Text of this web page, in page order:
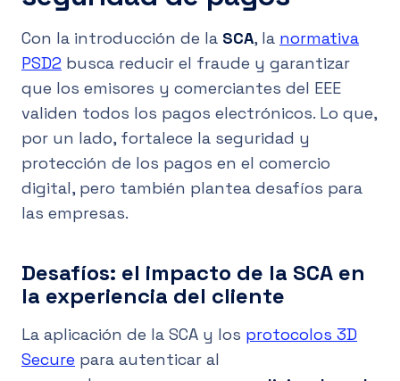
Con la introducción de la SCA, la normativa
PSD2 busca reducir el fraude y garantizar
que los emisores y comerciantes del EEE
validen todos los pagos electrónicos. Lo que,
por un lado, fortalece la seguridad y
protección de los pagos en el comercio
digital, pero también plantea desafíos para
las empresas.
Desafíos: el impacto de la SCA en
la experiencia del cliente
La aplicación de la SCA y los protocolos 3D
Secure para autenticar al